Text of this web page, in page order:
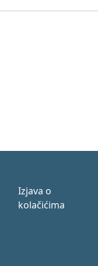
Izjava o
kolačićima